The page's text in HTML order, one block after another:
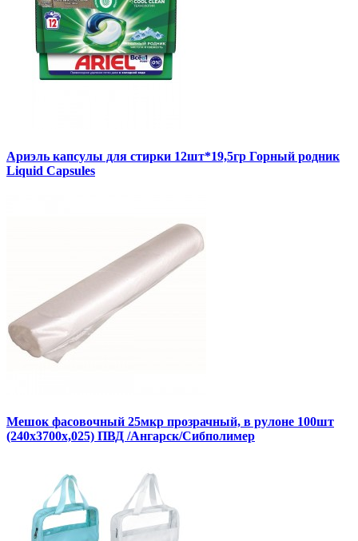
Ариэль капсулы для стирки 12шт*19,5гр Горный родник
Liquid Capsules
Мешок фасовочный 25мкр прозрачный, в рулоне 100шт
(240х3700х,025) ПВД /Ангарск/Сибполимер